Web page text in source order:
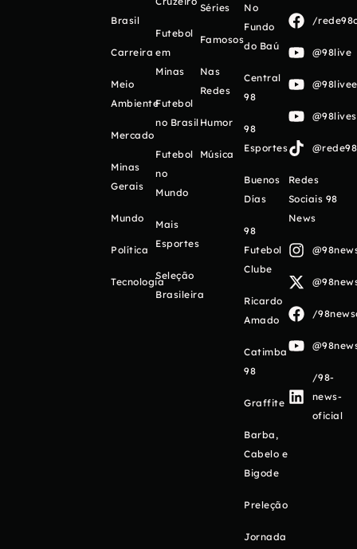
Brasil
Carreira
Meio
Ambiente
Mercado
Minas
Gerais
Mundo
Política
Tecnologia
Futebol
em
Minas
Futebol
no Brasil
Futebol
no
Mundo
Mais
Esportes
Seleção
Brasileira
Séries
Famosos
Nas
Redes
Humor
Música
No
Fundo
do Baú
Central
98
98
Esportes
Buenos
Días
98
Futebol
Clube
Ricardo
Amado
Catimba
98
Graffite
Barba,
Cabelo e
Bigode
Preleção
Jornada
/
@98live
Redes
Sociais 98
News
/
/98-
news-
oficial